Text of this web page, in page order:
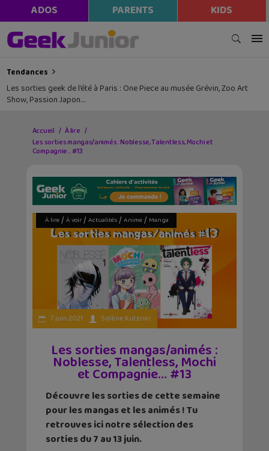
ADOS PARENTS KIDS
Tendances
Les sorties geek de l’été à Paris : One Piece au musée Grévin, Zoo Art
Show, Passion Japon…
Accueil
À lire
Les sorties mangas/animés : Noblesse, Talentless, Mochi et
Compagnie… #13
À lire/ À voir/ Actualités/ Anime/ Manga
7 juin 2021 Solène Kutzner
Les sorties mangas/animés :
Noblesse, Talentless, Mochi
et Compagnie… #13
Découvre les sorties de cette semaine
pour les mangas et les animés ! Tu
retrouves ici notre sélection des
sorties du 7 au 13 juin.